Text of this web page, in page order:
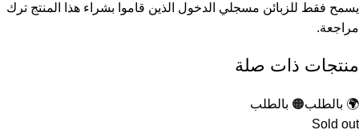
يسمح فقط للزبائن مسجلي الدخول الذين قاموا بشراء هذا المنتج ترك
مراجعة.
منتجات ذات صلة
🌍 بالطلب🟠 بالطلب
Sold out